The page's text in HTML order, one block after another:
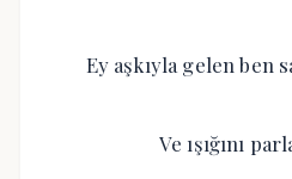
Ey aşkıyla gelen ben
Ve ışığını